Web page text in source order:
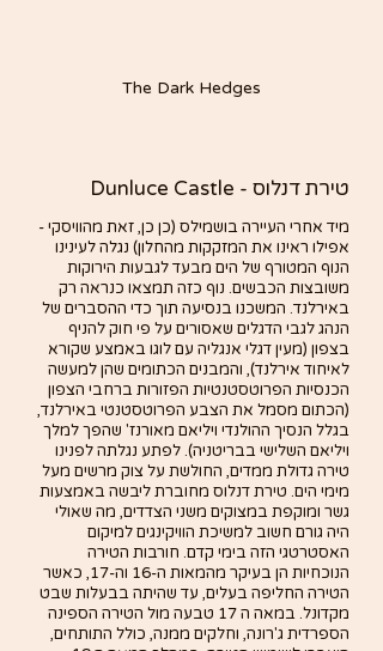
The Dark Hedges
טירת דנלוס - Dunluce Castle
מיד אחרי העיירה בושמילס (כן כן, זאת מהוויסקי -
אפילו ראינו את המזקקות מהחלון) נגלה לעינינו
הנוף המטורף של הים מבעד לגבעות הירוקות
משובצות הכבשים. נוף כזה תמצאו כנראה רק
באירלנד. המשכנו בנסיעה תוך כדי ההסברים של
הנהג לגבי הדגלים שאסורים על פי חוק להניף
בצפון (מעין דגלי אנגליה עם לוגו באמצע שקורא
לאיחוד אירלנד), והמבנים הכתומים שהן למעשה
הכנסיות הפרוטסטנטיות הפזורות ברחבי הצפון
(הכתום מסמל את הצבע הפרוטסטנטי באירלנד,
בגלל הנסיך ההולנדי ויליאם מאורנז' שהפך למלך
ויליאם השלישי בבריטניה). לפתע נגלתה לפנינו
טירה גדולת ממדים, החולשת על צוק מרשים מעל
מימי הים. טירת דנלוס מחוברת ליבשה באמצעות
גשר ומוקפת במצוקים משני הצדדים, מה שאולי
היה גורם חשוב למשיכת הוויקינגים למיקום
האסטרטגי הזה בימי קדם. חורבות הטירה
הנוכחיות הן בעיקר מהמאות ה-16 וה-17, כאשר
הטירה החליפה בעלים, עד שהיתה בבעלות שבט
מקדונל. במאה ה 17 טבעה מול הטירה הספינה
הספרדית ג'רונה, וחלקים ממנה, כולל התותחים,